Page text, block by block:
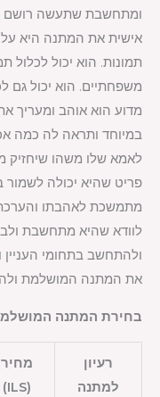
ומתחשבת שתעשה רושם
אישית את המתנה היא על
תמונות. הוא יכול לכלול
משפחתיים. הוא יכול
מדוע הוא אוהב ומעריך
במיוחד ותראה לה כמה
לאמא שלו משהו שיחזיק
פריט שהיא יכולה לשמור
מתמשכת לאהבתו
לוודא שהיא מתחשבת
ולהתחשב בתחומי העניין
את המתנה המושלמת
בחירת המתנה
רעיון
למתנה
מחיר
(ILS)